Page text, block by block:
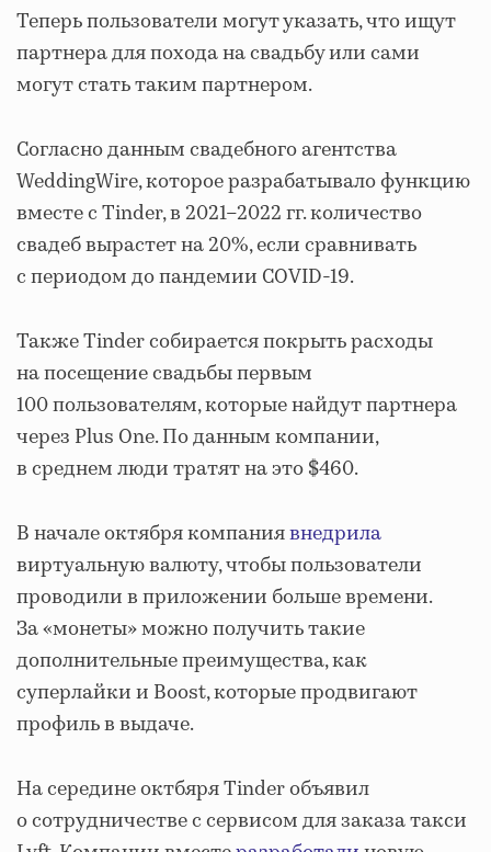
Теперь пользователи могут указать, что ищут
партнера для похода на свадьбу или сами
могут стать таким партнером.
Согласно данным свадебного агентства
WeddingWire, которое разрабатывало функцию
вместе с Tinder, в 2021–2022 гг. количество
свадеб вырастет на 20%, если сравнивать
с периодом до пандемии COVID-19.
Также Tinder собирается покрыть расходы
на посещение свадьбы первым
100 пользователям, которые найдут партнера
через Plus One. По данным компании,
в среднем люди тратят на это $460.
В начале октября компаниявнедрила
виртуальную валюту, чтобы пользователи
проводили в приложении больше времени.
За «монеты» можно получить такие
дополнительные преимущества, как
суперлайки и Boost, которые продвигают
профиль в выдаче.
На середине октбяря Tinder объявил
о сотрудничестве с сервисом для заказа такси